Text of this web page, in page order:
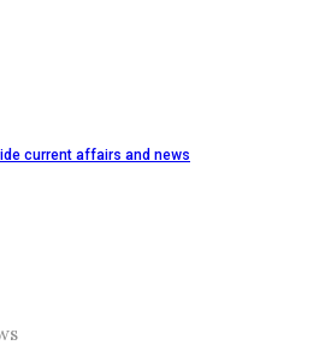
current affairs and news